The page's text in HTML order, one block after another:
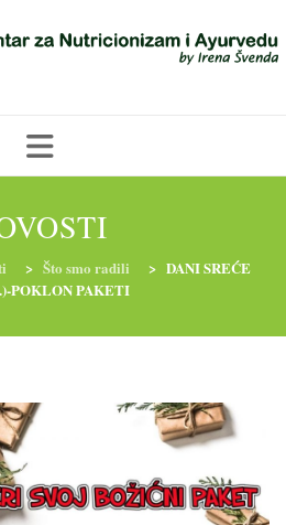
PRIRODNO MRŠAVLJENJE
I TRENINZI
> Što smo radili > DANI SREĆE
POKLON PAKETI